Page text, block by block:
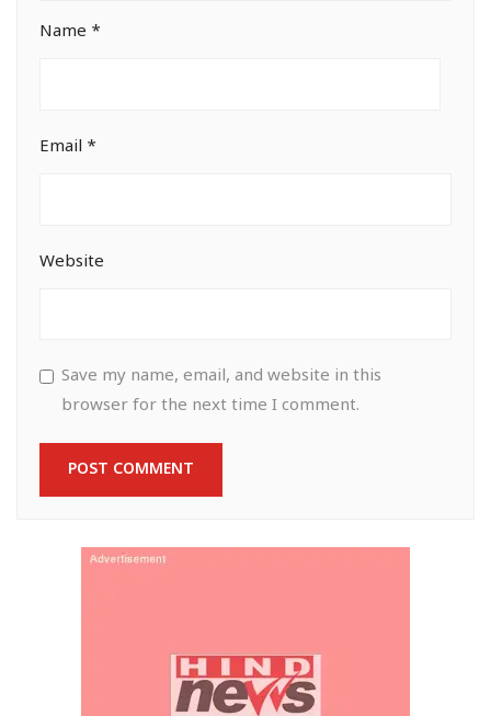
Name *
Email *
Website
Save my name, email, and website in this
browser for the next time I comment.